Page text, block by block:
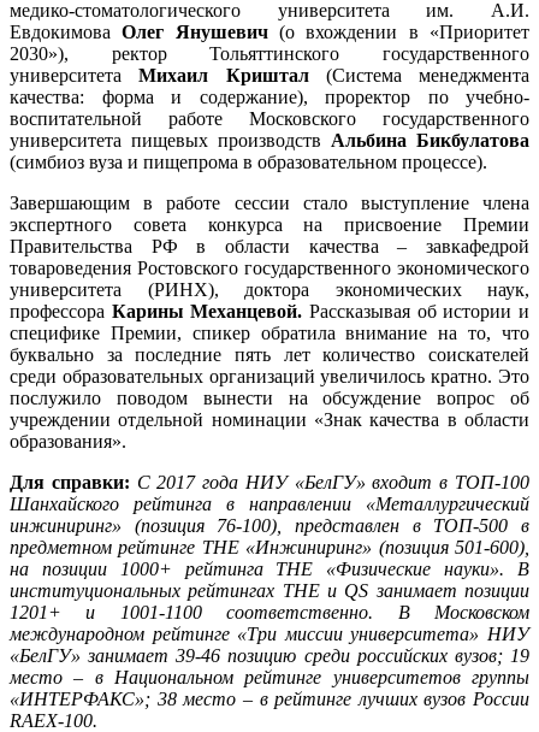
медико-стоматологического университета им. А.И.
Евдокимова Олег Янушевич (о вхождении в «Приоритет
2030»), ректор Тольяттинского государственного
университета Михаил Криштал (Система менеджмента
качества: форма и содержание), проректор по учебно-
воспитательной работе Московского государственного
университета пищевых производств Альбина Бикбулатова
(симбиоз вуза и пищепрома в образовательном процессе).
Завершающим в работе сессии стало выступление члена
экспертного совета конкурса на присвоение Премии
Правительства РФ в области качества – завкафедрой
товароведения Ростовского государственного экономического
университета (РИНХ), доктора экономических наук,
профессора Карины Механцевой.Рассказывая об истории и
специфике Премии, спикер обратила внимание на то, что
буквально за последние пять лет количество соискателей
среди образовательных организаций увеличилось кратно. Это
послужило поводом вынести на обсуждение вопрос об
учреждении отдельной номинации «Знак качества в области
образования».
Для справки: С 2017 года НИУ «БелГУ» входит в ТОП-100
Шанхайского рейтинга в направлении «Металлургический
инжиниринг» (позиция 76-100), представлен в ТОП-500 в
предметном рейтинге THE «Инжиниринг» (позиция 501-600),
на позиции 1000+ рейтинга THE «Физические науки». В
институциональных рейтингах THE и QS занимает позиции
1201+ и 1001-1100 соответственно. В Московском
международном рейтинге «Три миссии университета» НИУ
«БелГУ» занимает 39-46 позицию среди российских вузов; 19
место – в Национальном рейтинге университетов группы
«ИНТЕРФАКС»; 38 место – в рейтинге лучших вузов России
RAEX-100.